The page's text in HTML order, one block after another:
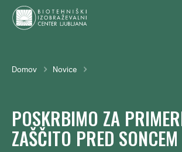
Skok
na
Breadcrumb
Domov Novice
POSKRBIMO ZA
ZAŠČITO PRED SONCEM